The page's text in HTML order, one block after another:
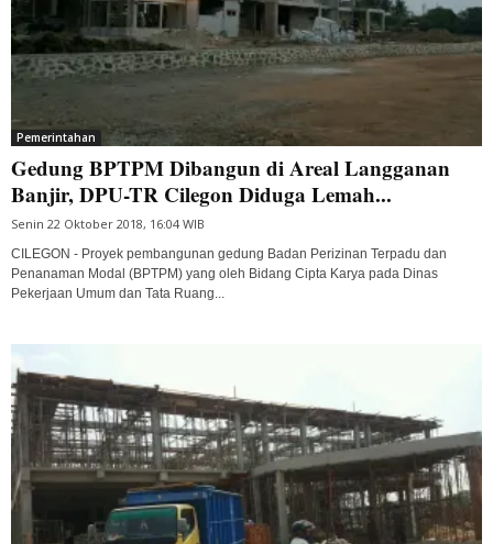
Pemerintahan
Gedung BPTPM Dibangun di Areal Langganan
Banjir, DPU-TR Cilegon Diduga Lemah...
Senin 22 Oktober 2018, 16:04 WIB
CILEGON - Proyek pembangunan gedung Badan Perizinan Terpadu dan
Penanaman Modal (BPTPM) yang oleh Bidang Cipta Karya pada Dinas
Pekerjaan Umum dan Tata Ruang...